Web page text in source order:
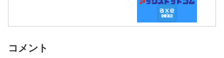
コメント